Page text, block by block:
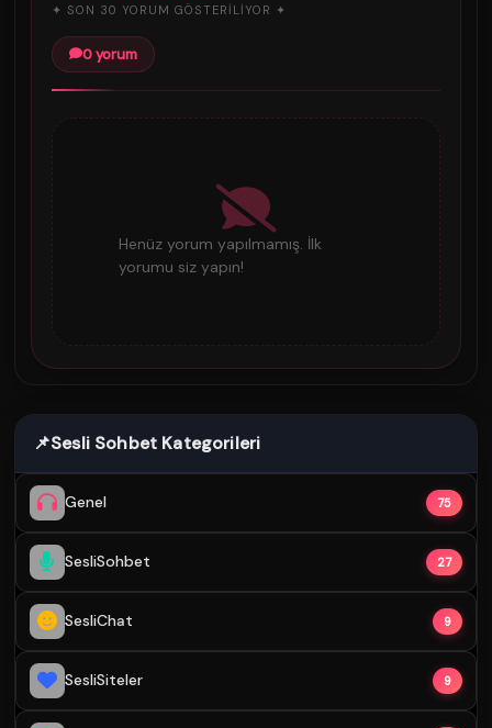
✦ SON 30 YORUM GÖSTERILIYOR ✦
0 yorum
Henüz yorum yapılmamış. İlk
yorumu siz yapın!
📌Sesli Sohbet Kategorileri
Genel 75
SesliSohbet 27
SesliChat 9
SesliSiteler 9